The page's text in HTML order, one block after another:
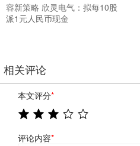
容新策略 欣灵电气：拟每10股
派1元人民币现金
相关评论
本文评分*
评论内容*